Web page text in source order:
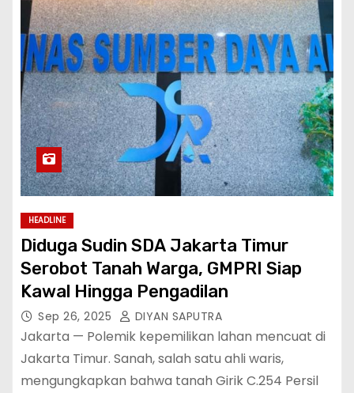
HEADLINE
Diduga Sudin SDA Jakarta Timur
Serobot Tanah Warga, GMPRI Siap
Kawal Hingga Pengadilan
Sep 26, 2025 DIYAN SAPUTRA
Jakarta — Polemik kepemilikan lahan mencuat di
Jakarta Timur. Sanah, salah satu ahli waris,
mengungkapkan bahwa tanah Girik C.254 Persil